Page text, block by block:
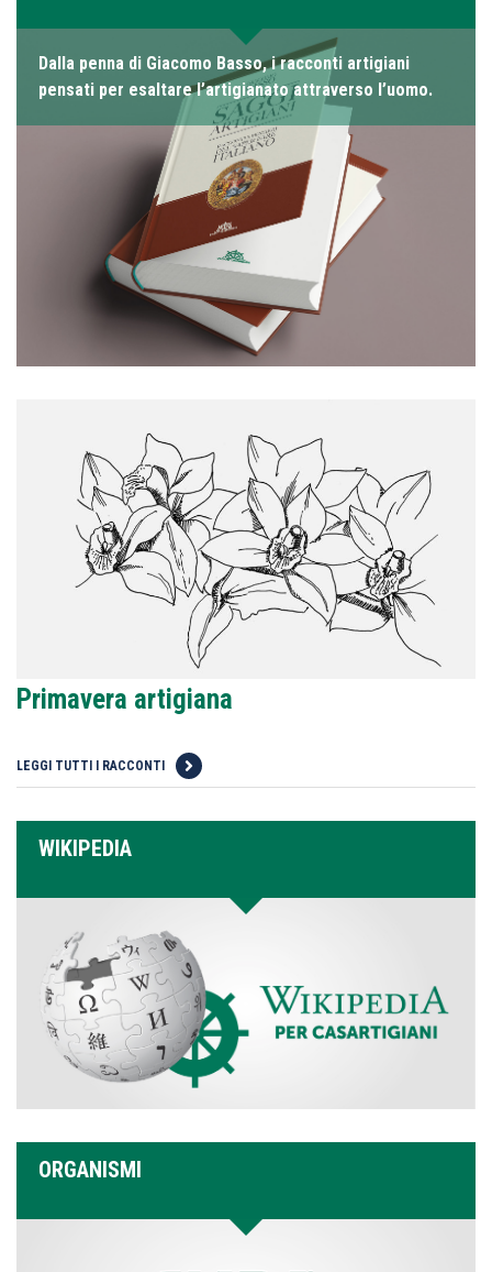
Dalla penna di Giacomo Basso, i racconti artigiani
pensati per esaltare l’artigianato attraverso l’uomo.
Primavera artigiana
LEGGI TUTTI I RACCONTI
WIKIPEDIA
ORGANISMI